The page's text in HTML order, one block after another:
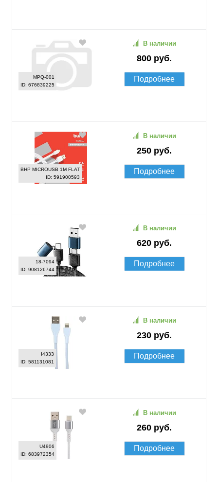
MPQ-001
ID: 676839225
800 руб.
В наличии
Подробнее
BHP MICROUSB 1M FLAT
ID: 591900593
250 руб.
В наличии
Подробнее
18-7094
ID: 908126744
620 руб.
В наличии
Подробнее
I4333
ID: 581131081
230 руб.
В наличии
Подробнее
U4906
ID: 683972354
260 руб.
В наличии
Подробнее